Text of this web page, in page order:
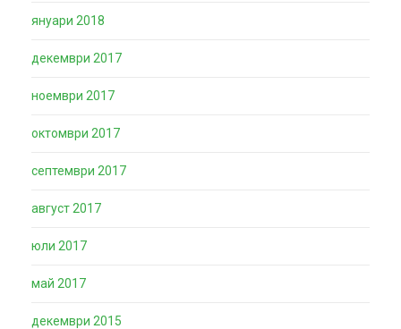
януари 2018
декември 2017
ноември 2017
октомври 2017
септември 2017
август 2017
юли 2017
май 2017
декември 2015